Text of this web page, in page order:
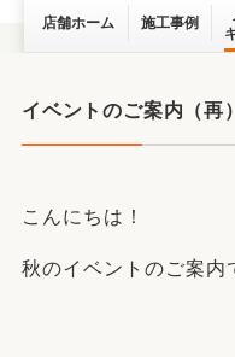
店舗ホーム 施工事例
イベントのご案内（再）
こんにちは！
秋のイベントのご案内